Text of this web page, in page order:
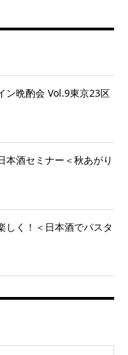
ン晩酌会 Vol.9東京23区
本酒セミナー＜秋あがり
しく！＜日本酒でパスタ